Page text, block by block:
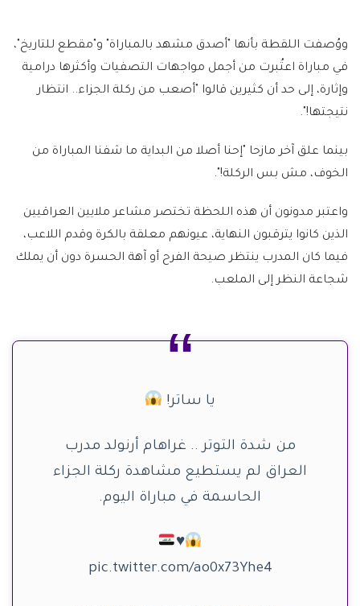
ووُصفت اللقطة بأنها "أصدق مشهد بالمباراة" و"مقطع للتاريخ"،
في مباراة اعتُبرت من أجمل مواجهات التصفيات وأكثرها درامية
وإثارة، إلى حد أن كثيرين قالوا "أصعب من ركلة الجزاء.. انتظار
نتيجتها!".
بينما علق آخر مازحا "إحنا أصلا من البداية ما شفنا المباراة من
الخوف، مش بس الركلة!".
واعتبر مدونون أن هذه اللحظة تختصر مشاعر ملايين العراقيين
الذين كانوا يترقبون النهاية، عيونهم معلقة بالكرة وقدم اللاعب،
فيما كان المدرب ينتظر صيحة الفرح أو آهة الحسرة دون أن يملك
شجاعة النظر إلى الملعب.
يا ساتر!
من شدة التوتر .. غراهام أرنولد مدرب
العراق لم يستطيع مشاهدة ركلة الجزاء
الحاسمة في مباراة اليوم.
♥️
pic.twitter.com/ao0x73Yhe4